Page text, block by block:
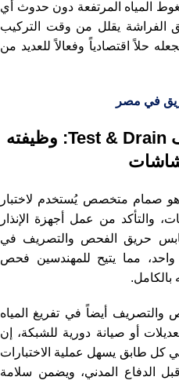
المياه المرتفعة دون حدوث أي
يقلل من وقت التركيب
حلاً اقتصادياً وفعالاً للعديد من
في مصر
محبس الفحص والتصريف Test & Drain: وظيفته
صمام متخصص يُستخدم لاختبار
والتأكد من عمل أجهزة الإنذار
حريق الفحص والتصريف في
مما يتيح للمهندسين فحص
بالكامل.
أيضاً في تفريغ المياه
أو صيانة دورية للشبكة، إن
طابق يسهل عملية الاختبارات
الدفاع المدني، ويضمن سلامة